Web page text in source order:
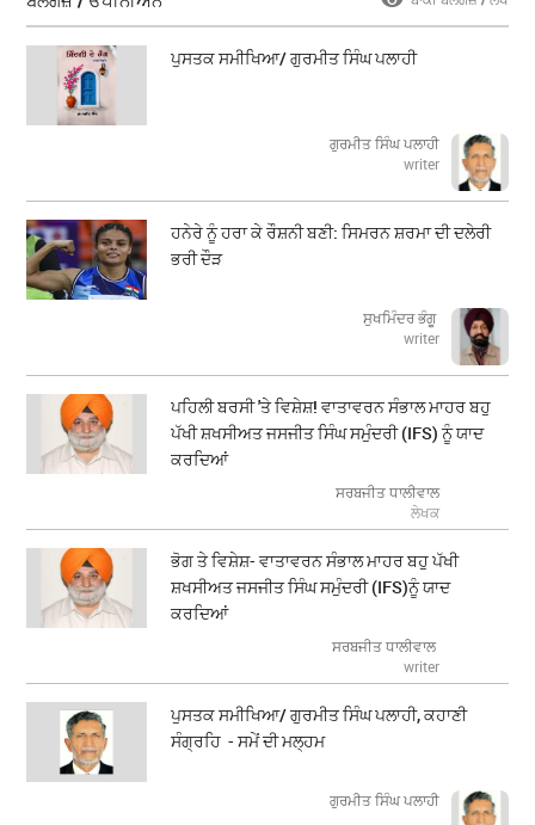
ਪੁਸਤਕ ਸਮੀਖਿਆ/ ਗੁਰਮੀਤ ਸਿੰਘ ਪਲਾਹੀ
ਗੁਰਮੀਤ ਸਿੰਘ ਪਲਾਹੀ
writer
ਹਨੇਰੇ ਨੂੰ ਹਰਾ ਕੇ ਰੌਸ਼ਨੀ ਬਣੀ: ਸਿਮਰਨ ਸ਼ਰਮਾ ਦੀ ਦਲੇਰੀ
ਭਰੀ ਦੌੜ
ਸੁਖਮਿੰਦਰ ਭੰਗੂ
writer
ਪਹਿਲੀ ਬਰਸੀ 'ਤੇ ਵਿਸ਼ੇਸ਼! ਵਾਤਾਵਰਨ ਸੰਭਾਲ ਮਾਹਰ ਬਹੁ
ਪੱਖੀ ਸ਼ਖਸੀਅਤ ਜਸਜੀਤ ਸਿੰਘ ਸਮੁੰਦਰੀ (IFS) ਨੂੰ ਯਾਦ
ਕਰਦਿਆਂ
ਸਰਬਜੀਤ ਧਾਲੀਵਾਲ
ਲੇਖਕ
ਭੋਗ ਤੇ ਵਿਸ਼ੇਸ਼- ਵਾਤਾਵਰਨ ਸੰਭਾਲ ਮਾਹਰ ਬਹੁ ਪੱਖੀ
ਸ਼ਖਸੀਅਤ ਜਸਜੀਤ ਸਿੰਘ ਸਮੁੰਦਰੀ (IFS)ਨੂੰ ਯਾਦ
ਕਰਦਿਆਂ
ਸਰਬਜੀਤ ਧਾਲੀਵਾਲ
writer
ਪੁਸਤਕ ਸਮੀਖਿਆ/ ਗੁਰਮੀਤ ਸਿੰਘ ਪਲਾਹੀ, ਕਹਾਣੀ
ਸੰਗ੍ਰਹਿ - ਸਮੇਂ ਦੀ ਮਲ੍ਹਮ
ਗੁਰਮੀਤ ਸਿੰਘ ਪਲਾਹੀ